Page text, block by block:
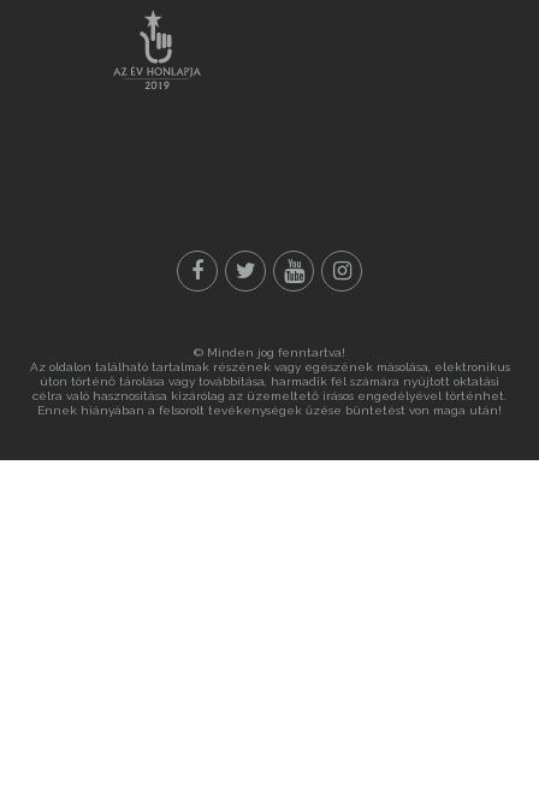
© Minden jog fenntartva!
Az oldalon található tartalmak részének vagy egészének másolása, elektronikus
úton történő tárolása vagy továbbítása, harmadik fél számára nyújtott oktatási
célra való hasznosítása kizárólag az üzemeltető írásos engedélyével történhet.
Ennek hiányában a felsorolt tevékenységek űzése büntetést von maga után!